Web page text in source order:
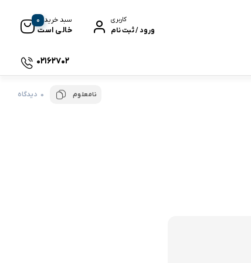
کاربری
ورود / ثبت نام
سبد خرید
خالی است
0
02162702
نامعلوم 0 دیدگاه